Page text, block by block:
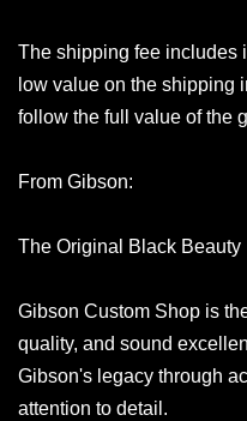
The shipping fee includes
low value on the shipping
follow the full value of the
From Gibson:
The Original Black Beauty
Gibson Custom Shop is
quality, and sound
Gibson's legacy through
attention to detail.